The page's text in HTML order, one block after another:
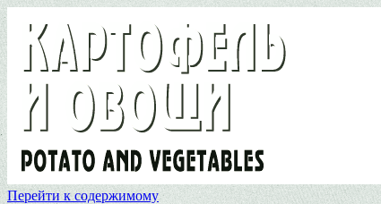
Перейти к содержимому